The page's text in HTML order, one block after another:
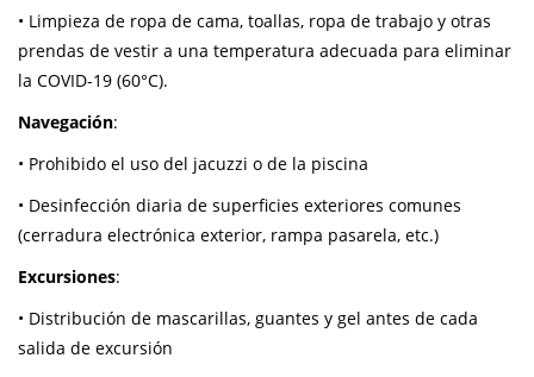
• Limpieza de ropa de cama, toallas, ropa de trabajo y otras
prendas de vestir a una temperatura adecuada para eliminar
la COVID-19 (60°C).
Navegación:
• Prohibido el uso del jacuzzi o de la piscina
• Desinfección diaria de superficies exteriores comunes
(cerradura electrónica exterior, rampa pasarela, etc.)
Excursiones:
• Distribución de mascarillas, guantes y gel antes de cada
salida de excursión